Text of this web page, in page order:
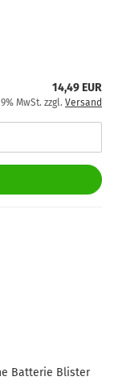
14,49 EUR
MwSt. zzgl. Versand
Batterie Blister